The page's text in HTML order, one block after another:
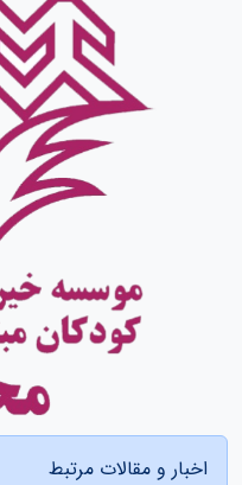
اخبار و مقالات مرتبط